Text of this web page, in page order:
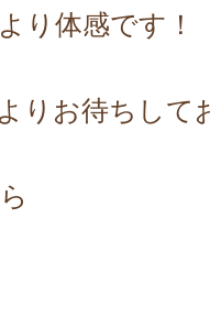
り体感です！
りお待ちし